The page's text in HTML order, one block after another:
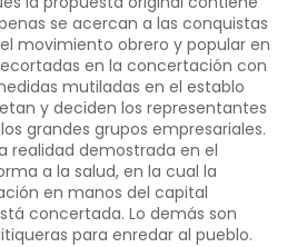
se acercan a las conquistas
movimiento obrero y popular en
en la concertación con
mutiladas en el establo
y deciden los representantes
grandes grupos empresariales.
realidad demostrada en el
a la salud, en la cual la
en manos del capital
concertada. Lo demás son
para enredar al pueblo.